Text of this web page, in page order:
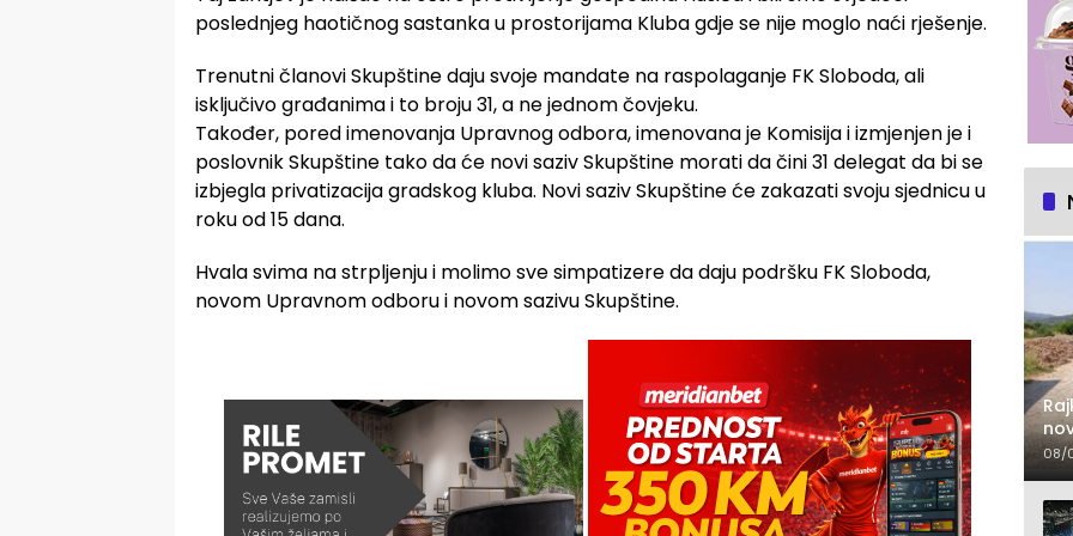
poslednjeg haotičnog sastanka u prostorijama Kluba gdje se nije moglo naći rješenje.
Trenutni članovi Skupštine daju svoje mandate na raspolaganje FK Sloboda, ali
isključivo građanima i to broju 31, a ne jednom čovjeku.
Također, pored imenovanja Upravnog odbora, imenovana je Komisija i izmjenjen je i
poslovnik Skupštine tako da će novi saziv Skupštine morati da čini 31 delegat da bi se
izbjegla privatizacija gradskog kluba. Novi saziv Skupštine će zakazati svoju sjednicu u
roku od 15 dana.
Hvala svima na strpljenju i molimo sve simpatizere da daju podršku FK Sloboda,
novom Upravnom odboru i novom sazivu Skupštine.
08/